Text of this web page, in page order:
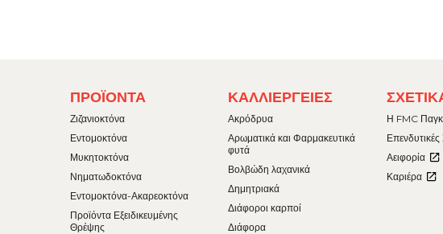
FOOTER
MENU
ΠΡΟΪΌΝΤΑ
Ζιζανιοκτόνα
Εντομοκτόνα
Μυκητοκτόνα
Νηματωδοκτόνα
Εντομοκτόνα-Ακαρεοκτόνα
Προϊόντα Εξειδικευμένης
Θρέψης
FOOTER
MENU
ΚΑΛΛΙΈΡΓΕΙΕΣ
Ακρόδρυα
Αρωματικά και Φαρμακευτικά
φυτά
Βολβώδη λαχανικά
Δημητριακά
Διάφοροι καρποί
Διάφορα
FOOTER
MENU
Η FMC
Επενδυτικές
Αειφορία
Καριέρα